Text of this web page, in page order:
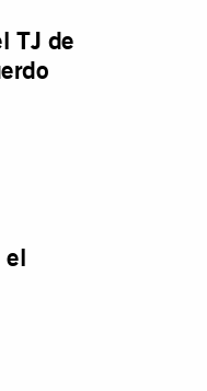
TJ de
el